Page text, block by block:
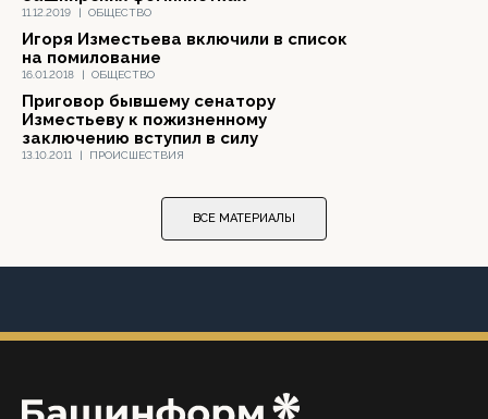
11.12.2019 | ОБЩЕСТВО
16.01.2018 | ОБЩЕСТВО
Игоря Изместьева включили в список
на помилование
13.10.2011 | ПРОИСШЕСТВИЯ
Приговор бывшему сенатору
Изместьеву к пожизненному
заключению вступил в силу
ВСЕ МАТЕРИАЛЫ